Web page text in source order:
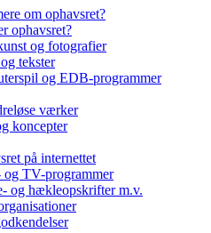
om ophavsret?
ophavsret?
og fotografier
tekster
og EDB-programmer
værker
koncepter
på internettet
og TV-programmer
og hækleopskrifter m.v.